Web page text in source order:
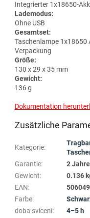
Integrierter 1x18650-
Lademodus:
Ohne USB
Gesamtset:
Taschenlampe 1x18650
Verpackung
Größe:
130 x 29 x 35 mm
Gewicht:
136 g
Dokumentation
Zusätzliche
Kategorie:
Garantie:
2 Jahre
Gewicht:
0.136
EAN:
Farbe:
doba svícení:
4–5 h